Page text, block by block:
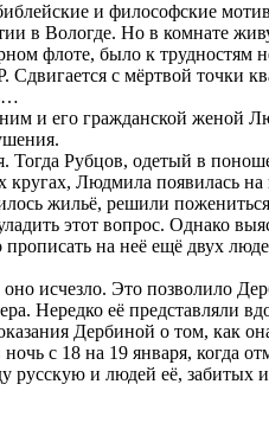
и философские
в Вологде. Но в комнате
флоте, было к трудностям
с мёртвой точки
и его гражданской женой
Рубцов, одетый в
Людмила появилась на
жильё, решили
этот вопрос. Однако
на неё ещё двух
исчезло. Это позволило
Нередко её представляли
Дербиной о том, как
с 18 на 19 января, когда
русскую и людей её,